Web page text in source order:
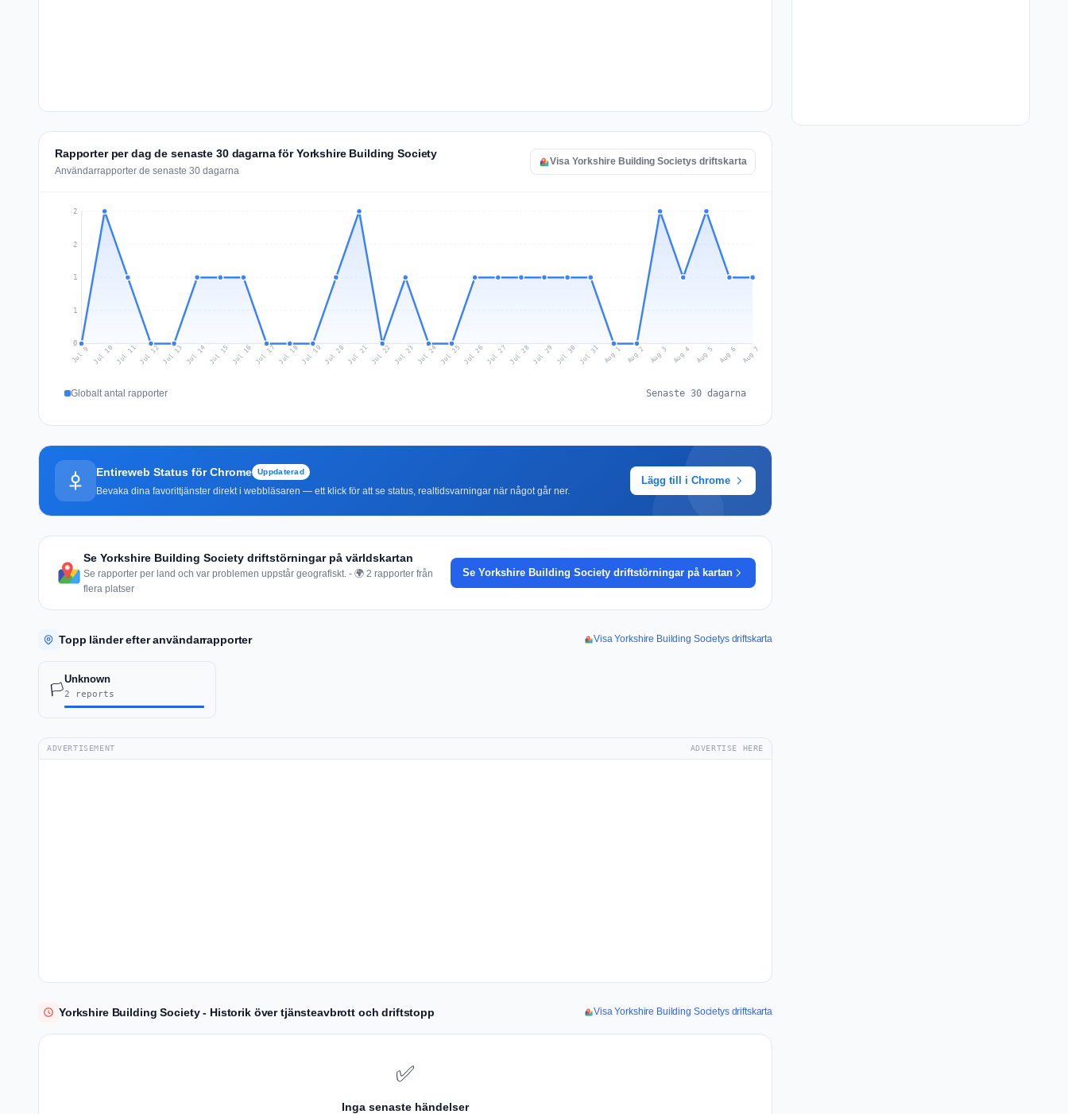
Rapporter per dag de senaste 30 dagarna för Yorkshire Building Society
Användarrapporter de senaste 30 dagarna
Visa Yorkshire Building Societys driftskarta
0
1
1
2
2
Jul 9 Jul 10 Jul 11Jul 12Jul 13 Jul 14 Jul 15 Jul 16 Jul 17 Jul 18Jul 19 Jul 20 Jul 21 Jul 22 Jul 23 Jul 24 Jul 25 Jul 26Jul 27 Jul 28Jul 29 Jul 30 Jul 31 Aug 1 Aug 2 Aug 3 Aug 4 Aug 5 Aug 6 Aug 7
Globalt antal rapporter Senaste 30 dagarna
Entireweb Status för Chrome Uppdaterad
Bevaka dina favorittjänster direkt i webbläsaren — ett klick för att se status, realtidsvarningar när något går ner.
Lägg till i Chrome
Se Yorkshire Building Society driftstörningar på världskartan
Se rapporter per land och var problemen uppstår geografiskt. - 🌍 2 rapporter från
flera platser
Se Yorkshire Building Society driftstörningar på kartan
Topp länder efter användarrapporter Visa Yorkshire Building Societys driftskarta
🏳️
Unknown
2 reports
ADVERTISEMENT ADVERTISE HERE
Yorkshire Building Society - Historik över tjänsteavbrott och driftstopp Visa Yorkshire Building Societys driftskarta
✅
Inga senaste händelser